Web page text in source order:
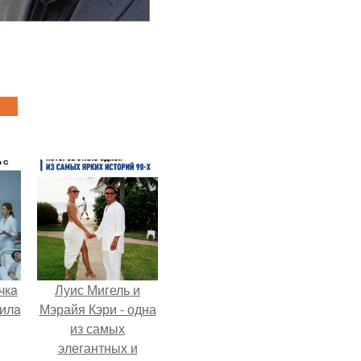
Луис Мигель и
Мэрайя Кэри - одна
из самых
элегантных и